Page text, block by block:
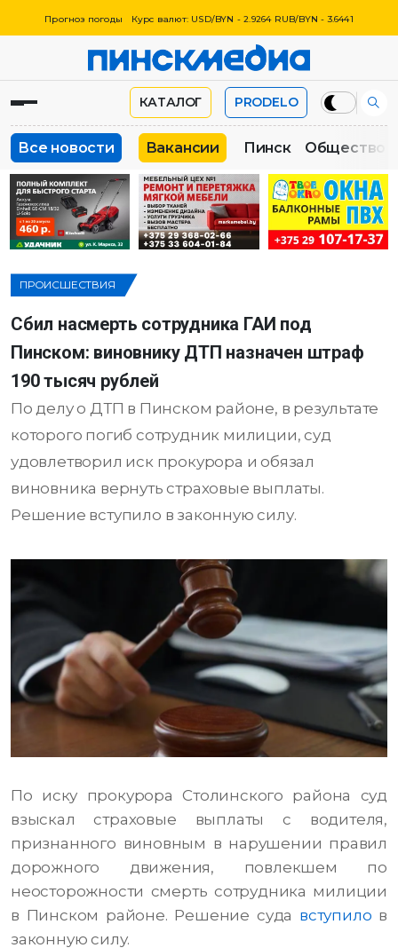
Прогноз погоды Курс валют: USD/BYN - 2.9264 RUB/BYN - 3.6441
КАТАЛОГ PRODELO
Все новости Вакансии Пинск Общество
ПРОИСШЕСТВИЯ
Сбил насмерть сотрудника ГАИ под
Пинском: виновнику ДТП назначен штраф
190 тысяч рублей
По делу о ДТП в Пинском районе, в результате
которого погиб сотрудник милиции, суд
удовлетворил иск прокурора и обязал
виновника вернуть страховые выплаты.
Решение вступило в законную силу.
По иску прокурора Столинского района суд
взыскал страховые выплаты с водителя,
признанного виновным в нарушении правил
дорожного движения, повлекшем по
неосторожности смерть сотрудника милиции
в Пинском районе. Решение суда вступило в
законную силу.